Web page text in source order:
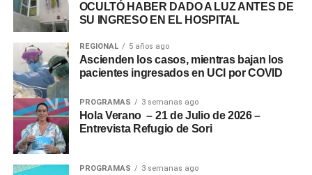
OCULTÓ HABER DADO A LUZ ANTES DE
SU INGRESO EN EL HOSPITAL
REGIONAL 5 años ago
Ascienden los casos, mientras bajan los
pacientes ingresados en UCI por COVID
PROGRAMAS 3 semanas ago
Hola Verano – 21 de Julio de 2026 –
Entrevista Refugio de Sori
PROGRAMAS 3 semanas ago